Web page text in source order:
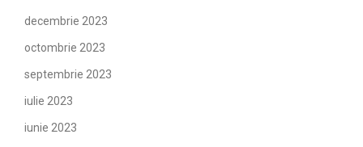
decembrie 2023
octombrie 2023
septembrie 2023
iulie 2023
iunie 2023